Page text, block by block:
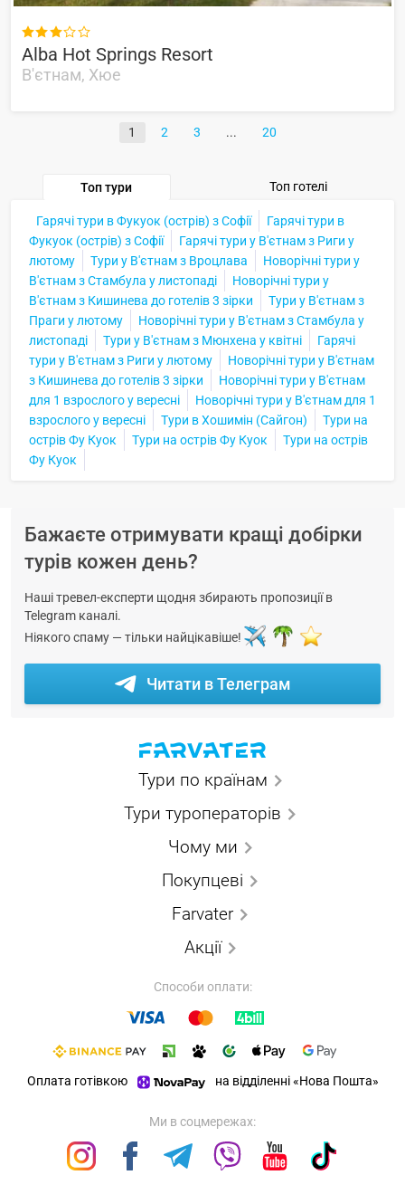

Alba Hot Springs Resort
В'єтнам, Хюе
1 2 3 20
Топ тури Топ готелі
Гарячі тури в Фукуок (острів) з Софії
Гарячі тури в
Фукуок (острів) з Софії
Гарячі тури у В'єтнам з Риги у
лютому
Тури у В'єтнам з Вроцлава
Новорічні тури у
В'єтнам з Стамбула у листопаді
Новорічні тури у
В'єтнам з Кишинева до готелів 3 зірки
Тури у В'єтнам з
Праги у лютому
Новорічні тури у В'єтнам з Стамбула у
листопаді
Тури у В'єтнам з Мюнхена у квітні
Гарячі
тури у В'єтнам з Риги у лютому
Новорічні тури у В'єтнам
з Кишинева до готелів 3 зірки
Новорічні тури у В'єтнам
для 1 взрослого у вересні
Новорічні тури у В'єтнам для 1
взрослого у вересні
Тури в Хошимін (Сайгон)
Тури на
острів Фу Куок
Тури на острів Фу Куок
Тури на острів
Фу Куок
Бажаєте отримувати кращі добірки
турів кожен день?
Наші тревел-експерти щодня збирають пропозиції в
Telegram каналі.
Ніякого спаму — тільки найцікавіше!
Читати в Телеграм
Тури по країнам
Тури туроператорів
Чому ми
Покупцеві
Farvater
Акції
Способи оплати:
Оплата готівкою на відділенні «Нова Пошта»
Ми в соцмережах: